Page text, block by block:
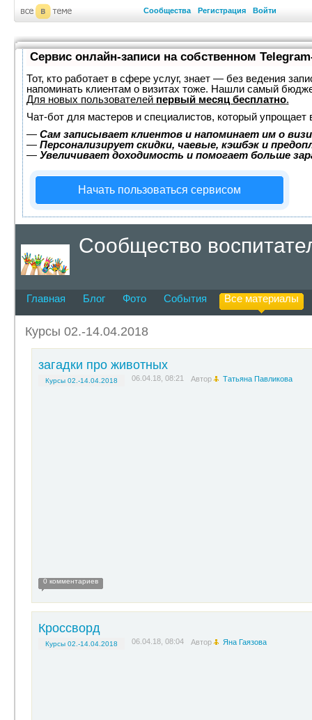
Сообщества Регистрация Войти
Сервис онлайн-записи на собственном
Тот, кто работает в сфере услуг, знает — без ведения
напоминать клиентам о визитах тоже. Нашли самый
Для новых пользователей первый месяц бесплатно.
Чат-бот для мастеров и специалистов, который упрощает
— Сам записывает клиентов и напоминает им о
— Персонализирует скидки, чаевые, кэшбэк и
— Увеличивает доходимость и помогает больше
Начать пользоваться сервисом
Сообщество
Главная Блог Фото События Все материалы
Курсы 02.-14.04.2018
загадки про животных
Курсы 02.-14.04.2018 06.04.18, 08:21 Автор Татьяна Павликова
0 комментариев
Кроссворд
Курсы 02.-14.04.2018 06.04.18, 08:04 Автор Яна Гаязова